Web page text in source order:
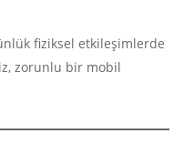
fiziksel etkileşimlerde
zorunlu bir mobil